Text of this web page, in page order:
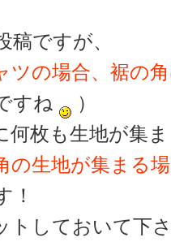
稿ですが、
ツの場合、裾の
すね
）
何枚も生地が集
の生地が集まる
！
トしておいて下